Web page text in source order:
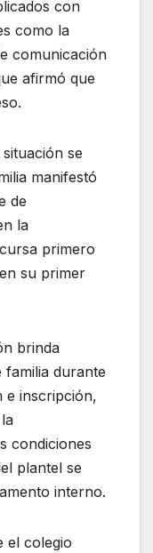
con
como la
comunicación
afirmó que
se
manifestó
de
la
primero
su primer
brinda
familia durante
e inscripción,
condiciones
plantel se
interno.
el colegio